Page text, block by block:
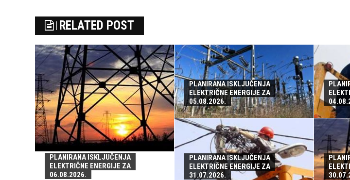
RELATED POST
PLANIRANA ISKLJUČENJA
ELEKTRIČNE ENERGIJE ZA
06.08.2026.
PLANIRANA ISKLJUČENJA
ELEKTRIČNE ENERGIJE ZA
05.08.2026.
PLANIRANA ISKLJUČENJA
ELEKTRIČNE ENERGIJE ZA
31.07.2026.